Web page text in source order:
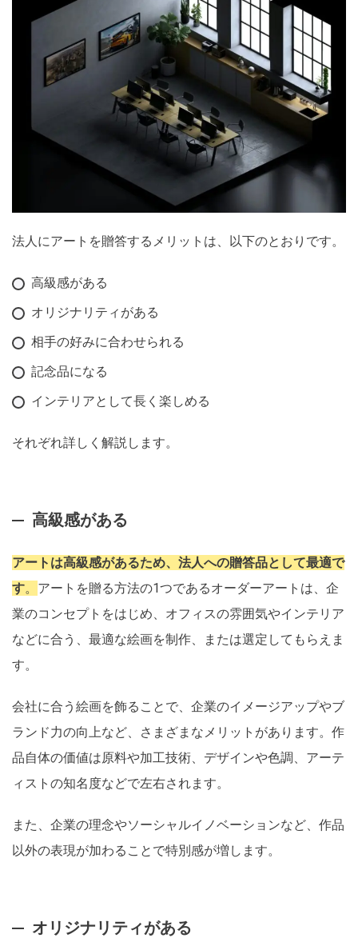
法人にアートを贈答するメリットは、以下のとおりです。
高級感がある
オリジナリティがある
相手の好みに合わせられる
記念品になる
インテリアとして長く楽しめる
それぞれ詳しく解説します。
高級感がある
アートは高級感があるため、法人への贈答品として最適で
す。 アートを贈る方法の1つであるオーダーアートは、企
業のコンセプトをはじめ、オフィスの雰囲気やインテリア
などに合う、最適な絵画を制作、または選定してもらえま
す。
会社に合う絵画を飾ることで、企業のイメージアップやブ
ランド力の向上など、さまざまなメリットがあります。作
品自体の価値は原料や加工技術、デザインや色調、アーテ
ィストの知名度などで左右されます。
また、企業の理念やソーシャルイノベーションなど、作品
以外の表現が加わることで特別感が増します。
オリジナリティがある